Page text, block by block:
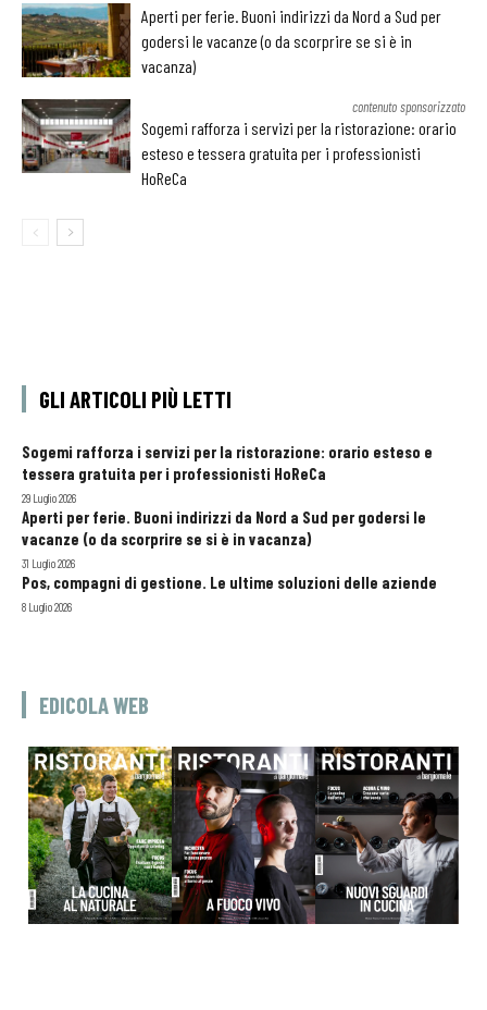
Aperti per ferie. Buoni indirizzi da Nord a Sud per
godersi le vacanze (o da scorprire se si è in
vacanza)
contenuto sponsorizzato
Sogemi rafforza i servizi per la ristorazione: orario
esteso e tessera gratuita per i professionisti
HoReCa
GLI ARTICOLI PIÙ LETTI
Sogemi rafforza i servizi per la ristorazione: orario esteso e
tessera gratuita per i professionisti HoReCa
29 Luglio 2026
Aperti per ferie. Buoni indirizzi da Nord a Sud per godersi le
vacanze (o da scorprire se si è in vacanza)
31 Luglio 2026
Pos, compagni di gestione. Le ultime soluzioni delle aziende
8 Luglio 2026
EDICOLA WEB